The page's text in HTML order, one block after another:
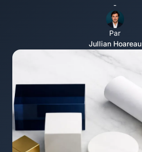
-
Par
Jullian Hoareau